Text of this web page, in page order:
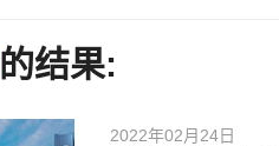
的结果:
2022年02月24日